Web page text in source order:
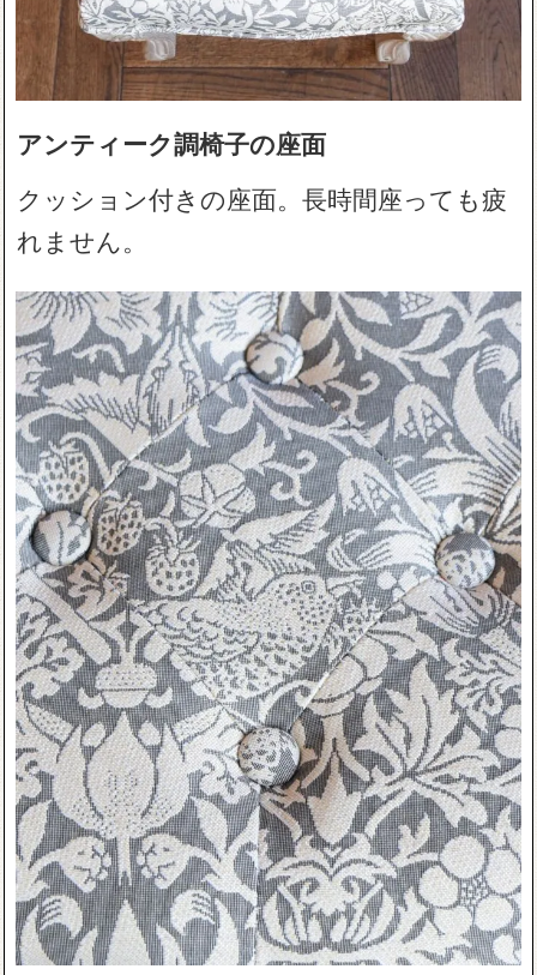
アンティーク調椅子の座面
クッション付きの座面。長時間座っても疲
れません。